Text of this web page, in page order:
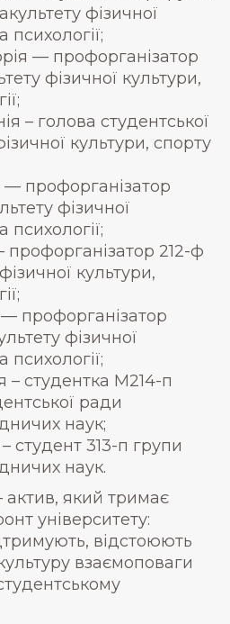
фізичної
психології;
— профорганізатор
фізичної культури,
– голова студентської
культури, спорту
— профорганізатор
фізичної
психології;
212-ф
культури,
профорганізатор
фізичної
психології;
– студентка М214-п
ради
наук;
студент 313-п групи
наук.
актив, який тримає
університету:
відстоюють
взаємоповаги